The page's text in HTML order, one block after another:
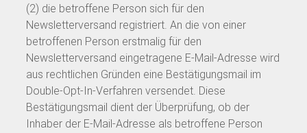
(2) die betroffene Person sich für den
Newsletterversand registriert. An die von einer
betroffenen Person erstmalig für den
Newsletterversand eingetragene E-Mail-Adresse wird
aus rechtlichen Gründen eine Bestätigungsmail im
Double-Opt-In-Verfahren versendet. Diese
Bestätigungsmail dient der Überprüfung, ob der
Inhaber der E-Mail-Adresse als betroffene Person